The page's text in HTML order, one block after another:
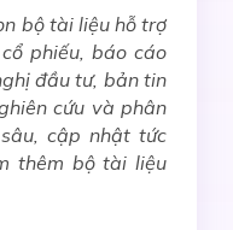
bộ tài liệu hỗ trợ
phiếu, báo cáo
đầu tư, bản tin
cứu và phân
cập nhật tức
thêm bộ tài liệu